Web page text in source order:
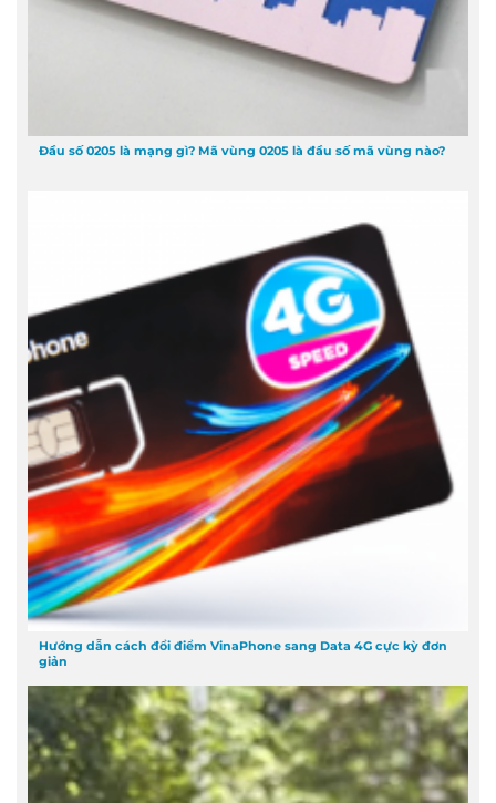
Đầu số 0205 là mạng gì? Mã vùng 0205 là đầu số mã vùng nào?
Hướng dẫn cách đổi điểm VinaPhone sang Data 4G cực kỳ đơn
giản